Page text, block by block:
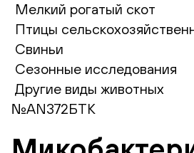
Мелкий рогатый скот
Птицы
Свиньи
Сезонные исследования
Другие виды животных
№AN372БТК